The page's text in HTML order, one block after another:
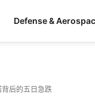
Defense &
后的五日急跌